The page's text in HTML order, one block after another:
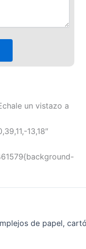
un vistazo a
13,18″